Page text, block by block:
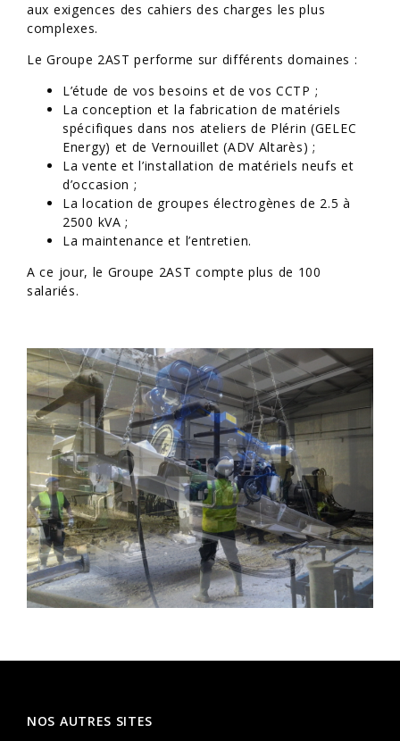
aux exigences des cahiers des charges les plus
complexes.
Le Groupe 2AST performe sur différents domaines :
L’étude de vos besoins et de vos CCTP ;
La conception et la fabrication de matériels
spécifiques dans nos ateliers de Plérin (GELEC
Energy) et de Vernouillet (ADV Altarès) ;
La vente et l’installation de matériels neufs et
d’occasion ;
La location de groupes électrogènes de 2.5 à
2500 kVA ;
La maintenance et l’entretien.
A ce jour, le Groupe 2AST compte plus de 100
salariés.
NOS AUTRES SITES